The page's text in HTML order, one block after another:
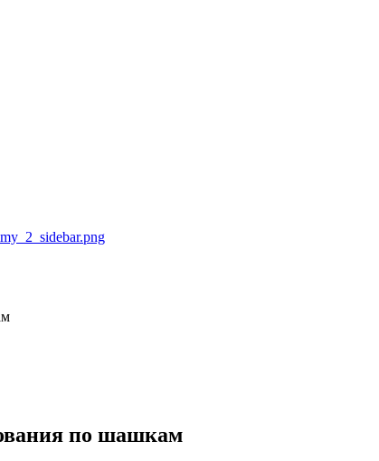
по шашкам